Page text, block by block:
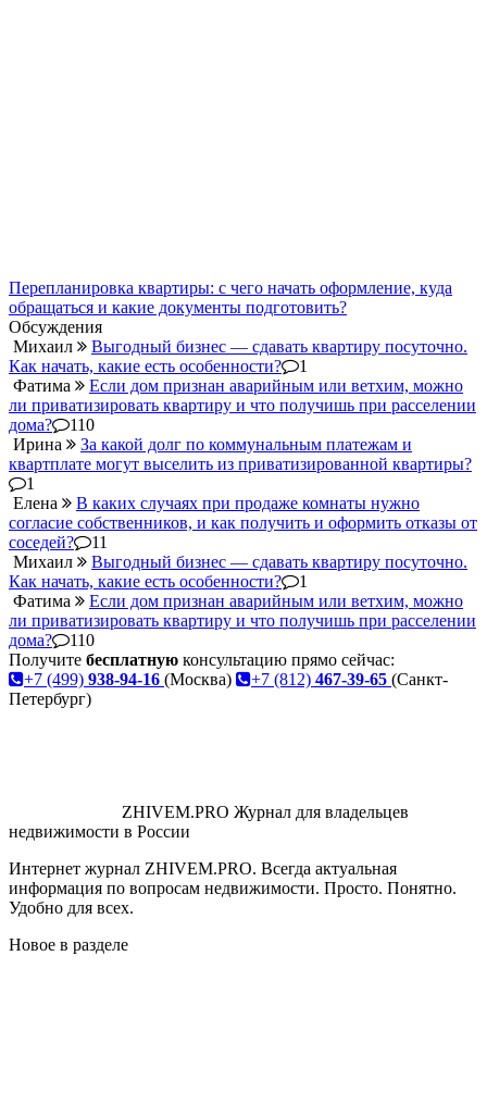
Перепланировка квартиры: с чего начать оформление, куда
обращаться и какие документы подготовить?
Обсуждения
Михаил
Выгодный бизнес — сдавать квартиру посуточно.
Как начать, какие есть особенности?
1
Фатима
Если дом признан аварийным или ветхим, можно
ли приватизировать квартиру и что получишь при расселении
дома?
110
Ирина
За какой долг по коммунальным платежам и
квартплате могут выселить из приватизированной квартиры?
1
Елена
В каких случаях при продаже комнаты нужно
согласие собственников, и как получить и оформить отказы от
соседей?
11
Михаил
Выгодный бизнес — сдавать квартиру посуточно.
Как начать, какие есть особенности?
1
Фатима
Если дом признан аварийным или ветхим, можно
ли приватизировать квартиру и что получишь при расселении
дома?
110
Получите бесплатную консультацию прямо сейчас:
+7 (499) 938-94-16 (Москва) +7 (812) 467-39-65 (Санкт-
Петербург)
ZHIVEM.PRO Журнал для владельцев
недвижимости в России
Интернет журнал ZHIVEM.PRO. Всегда актуальная
информация по вопросам недвижимости. Просто. Понятно.
Удобно для всех.
Новое в разделе